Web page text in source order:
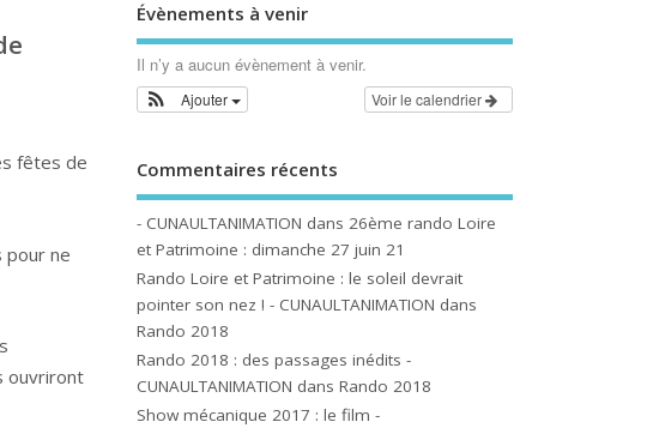
fêtes de
ne
ouvriront
Évènements à venir
Il n’y a aucun évènement à venir.
Voir le calendrier
Ajouter
Commentaires récents
- CUNAULTANIMATION dans 26ème rando Loire
et Patrimoine : dimanche 27 juin 21
Rando Loire et Patrimoine : le soleil devrait
pointer son nez ! - CUNAULTANIMATION dans
Rando 2018
Rando 2018 : des passages inédits -
CUNAULTANIMATION dansRando 2018
Show mécanique 2017 : le film -